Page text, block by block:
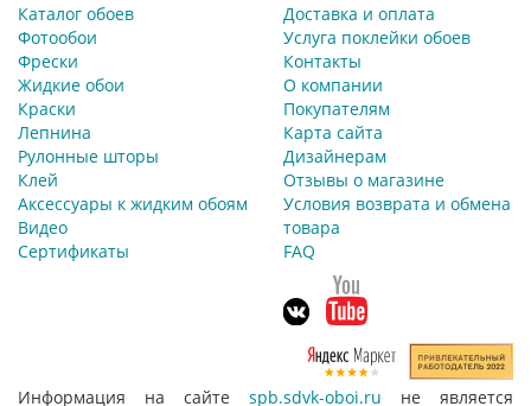
Каталог обоев
Фотообои
Фрески
Жидкие обои
Краски
Лепнина
Рулонные шторы
Клей
Аксессуары к жидким обоям
Видео
Сертификаты
Доставка и оплата
Услуга поклейки обоев
Контакты
О компании
Покупателям
Карта сайта
Дизайнерам
Отзывы о магазине
Условия возврата и обмена
товара
FAQ
Информация на сайте spb.sdvk-oboi.ru не является